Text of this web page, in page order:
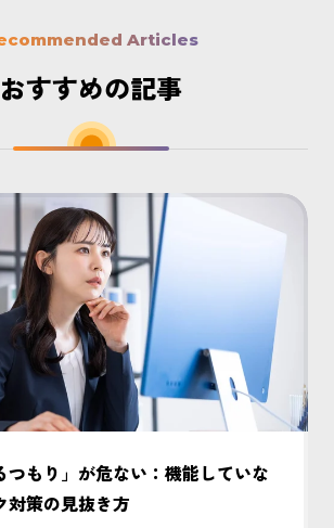
Articles
おすすめの記事
つもり」が危ない：機能していな
対策の見抜き方